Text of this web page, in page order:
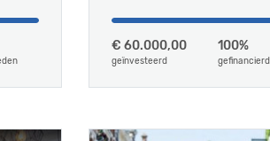
€ 60.000,00
geïnvesteerd
100%
gefinancierd